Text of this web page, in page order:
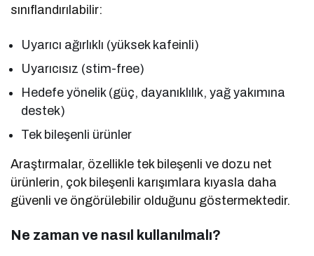
sınıflandırılabilir:
Uyarıcı ağırlıklı (yüksek kafeinli)
Uyarıcısız (stim-free)
Hedefe yönelik (güç, dayanıklılık, yağ yakımına
destek)
Tek bileşenli ürünler
Araştırmalar, özellikle tek bileşenli ve dozu net
ürünlerin, çok bileşenli karışımlara kıyasla daha
güvenli ve öngörülebilir olduğunu göstermektedir.
Ne zaman ve nasıl kullanılmalı?